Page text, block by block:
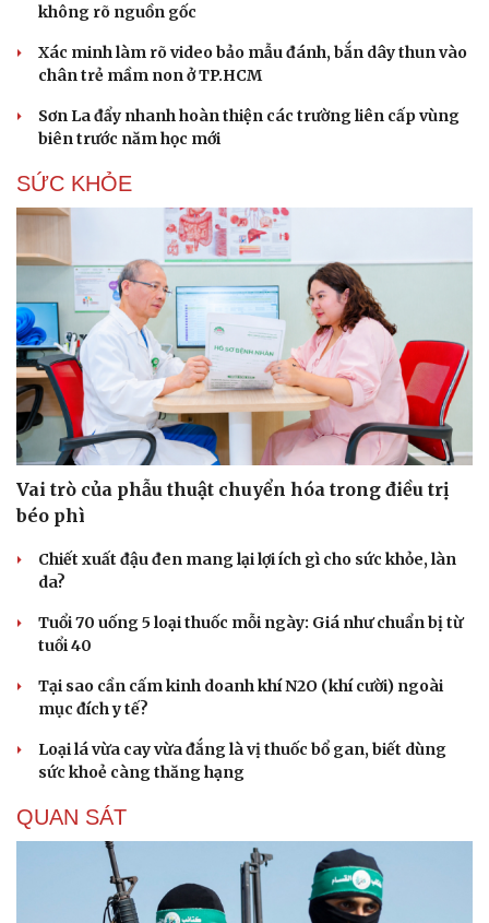
Du lịch
Tư vấn
Săn Tour
check-in
Podcast
Câu chuyện thời sự
Đọc truyện đêm khuya
Cửa sổ tình yêu
Kể chuyện cho bé
Hạt giống tâm hồn
không rõ nguồn gốc
Xác minh làm rõ video bảo mẫu đánh, bắn dây thun vào
chân trẻ mầm non ở TP.HCM
Sơn La đẩy nhanh hoàn thiện các trường liên cấp vùng
biên trước năm học mới
SỨC KHỎE
Vai trò của phẫu thuật chuyển hóa trong điều trị
béo phì
Chiết xuất đậu đen mang lại lợi ích gì cho sức khỏe, làn
da?
Tuổi 70 uống 5 loại thuốc mỗi ngày: Giá như chuẩn bị từ
tuổi 40
Tại sao cần cấm kinh doanh khí N2O (khí cười) ngoài
mục đích y tế?
Loại lá vừa cay vừa đắng là vị thuốc bổ gan, biết dùng
sức khoẻ càng thăng hạng
QUAN SÁT